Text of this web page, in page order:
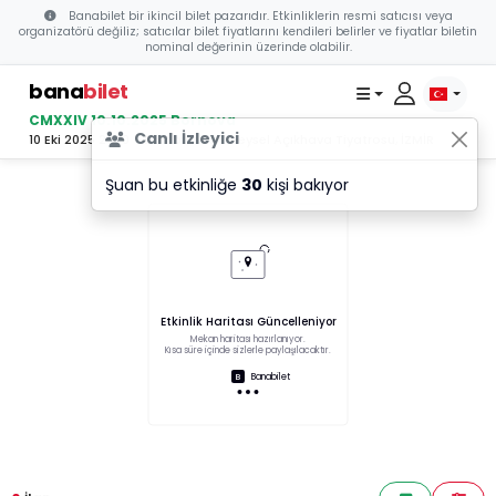
Banabilet bir ikincil bilet pazarıdır. Etkinliklerin resmi satıcısı veya
organizatörü değiliz; satıcılar bilet fiyatlarını kendileri belirler ve fiyatlar biletin
nominal değerinin üzerinde olabilir.
banabilet
CMXXIV 10.10.2025 Bornova
10 Eki 2025 21:00 - Bornova Aşık Veysel Açıkhava Tiyatrosu, İZMİR
Etkinlik Haritası Güncelleniyor
Mekan haritası hazırlanıyor.
Kısa süre içinde sizlerle paylaşılacaktır.
B Banabilet
Canlı İzleyici
Şuan bu etkinliğe 30 kişi bakıyor